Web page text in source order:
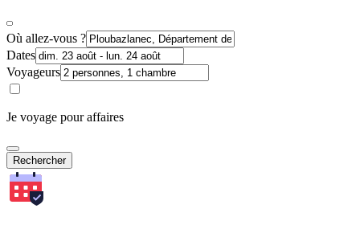
Où allez-vous ?
Dates
Voyageurs
Je voyage pour affaires
Rechercher